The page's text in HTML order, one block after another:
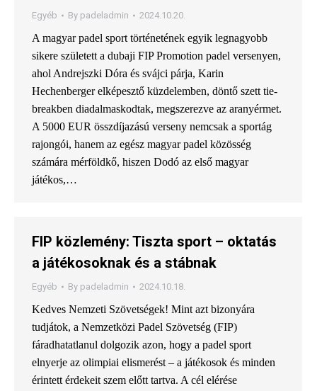
Egyéb By padeladmin 2024.10.20.
A magyar padel sport történetének egyik legnagyobb
sikere született a dubaji FIP Promotion padel versenyen,
ahol Andrejszki Dóra és svájci párja, Karin
Hechenberger elképesztő küzdelemben, döntő szett tie-
breakben diadalmaskodtak, megszerezve az aranyérmet.
A 5000 EUR összdíjazású verseny nemcsak a sportág
rajongói, hanem az egész magyar padel közösség
számára mérföldkő, hiszen Dodó az első magyar
játékos,…
FIP közlemény: Tiszta sport – oktatás
a játékosoknak és a stábnak
Egyéb By padeladmin 2024.10.18.
Kedves Nemzeti Szövetségek! Mint azt bizonyára
tudjátok, a Nemzetközi Padel Szövetség (FIP)
fáradhatatlanul dolgozik azon, hogy a padel sport
elnyerje az olimpiai elismerést – a játékosok és minden
érintett érdekeit szem előtt tartva. A cél elérése